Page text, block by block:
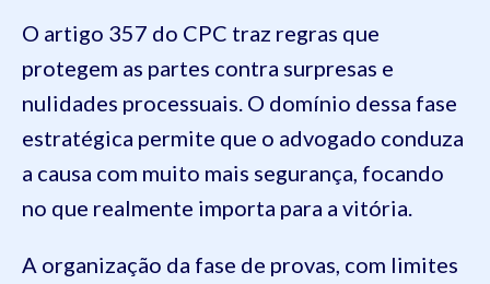
O artigo 357 do CPC traz regras que
protegem as partes contra surpresas e
nulidades processuais. O domínio dessa fase
estratégica permite que o advogado conduza
a causa com muito mais segurança, focando
no que realmente importa para a vitória.
A organização da fase de provas, com limites